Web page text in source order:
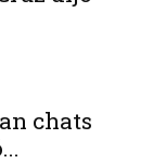
chats